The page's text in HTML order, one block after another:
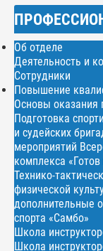
Об отделе
Деятельность и
Сотрудники
Повышение
Основы
Подготовка
и судейских
мероприятий
комплекса
Технико-
физической
дополнительные
спорта «Самбо»
Школа
Школа